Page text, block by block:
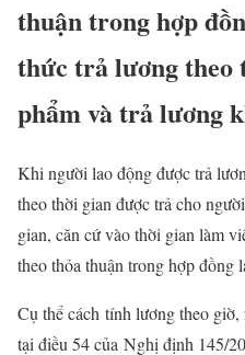
thuận trong hợp
thức trả lương theo
phẩm và trả lương
Khi người lao động được trả
theo thời gian được trả cho
gian, căn cứ vào thời gian làm
theo thỏa thuận trong hợp đồng
Cụ thể cách tính lương theo
tại điều 54 của Nghị định 145/